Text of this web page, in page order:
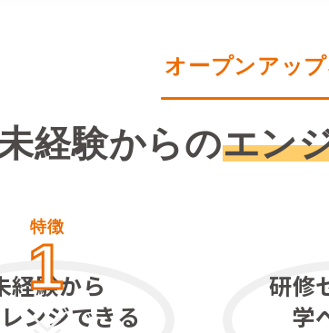
オープンアップ
経験からのエン
特徴
1
経験から
ンジできる
研修
学